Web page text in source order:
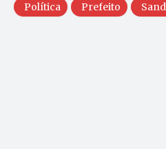
Política Prefeito